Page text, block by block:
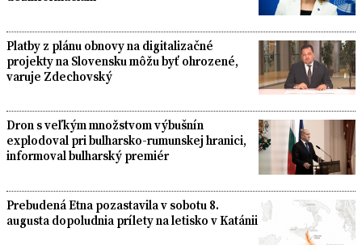
Platby z plánu obnovy na digitalizačné
projekty na Slovensku môžu byť ohrozené,
varuje Zdechovský
Dron s veľkým množstvom výbušnín
explodoval pri bulharsko-rumunskej hranici,
informoval bulharský premiér
Prebudená Etna pozastavila v sobotu 8.
augusta dopoludnia prílety na letisko v Katánii